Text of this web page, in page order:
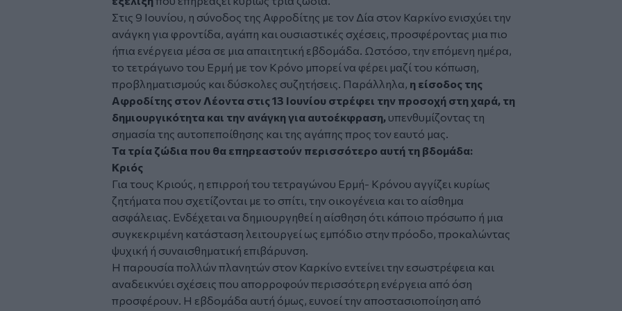
Στις 9 Ιουνίου, η σύνοδος της Αφροδίτης με τον Δία στον Καρκίνο ενισχύει την
ανάγκη για φροντίδα, αγάπη και ουσιαστικές σχέσεις, προσφέροντας μια πιο
ήπια ενέργεια μέσα σε μια απαιτητική εβδομάδα. Ωστόσο, την επόμενη ημέρα,
το τετράγωνο του Ερμή με τον Κρόνο μπορεί να φέρει μαζί του κόπωση,
προβληματισμούς και δύσκολες συζητήσεις. Παράλληλα, η είσοδος της
Αφροδίτης στον Λέοντα στις 13 Ιουνίου στρέφει την προσοχή στη χαρά, τη
δημιουργικότητα και την ανάγκη για αυτοέκφραση, υπενθυμίζοντας τη
σημασία της αυτοπεποίθησης και της αγάπης προς τον εαυτό μας.
Τα τρία ζώδια που θα επηρεαστούν περισσότερο αυτή τη βδομάδα:
Κριός
Για τους Κριούς, η επιρροή του τετραγώνου Ερμή- Κρόνου αγγίζει κυρίως
ζητήματα που σχετίζονται με το σπίτι, την οικογένεια και το αίσθημα
ασφάλειας. Ενδέχεται να δημιουργηθεί η αίσθηση ότι κάποιο πρόσωπο ή μια
συγκεκριμένη κατάσταση λειτουργεί ως εμπόδιο στην πρόοδο, προκαλώντας
ψυχική ή συναισθηματική επιβάρυνση.
Η παρουσία πολλών πλανητών στον Καρκίνο εντείνει την εσωστρέφεια και
αναδεικνύει σχέσεις που απορροφούν περισσότερη ενέργεια από όση
προσφέρουν. Η εβδομάδα αυτή όμως, ευνοεί την αποστασιοποίηση από